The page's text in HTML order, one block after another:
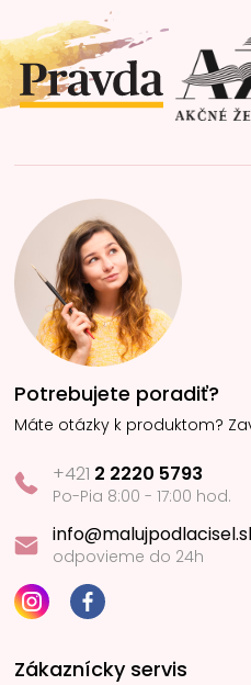
t
i
e
Potrebujete poradiť?
Máte otázky k produktom?
+421 2 2220 5793
Po-Pia 8:00 - 17:00 hod.
odpovieme do 24h
Zákaznícky servis